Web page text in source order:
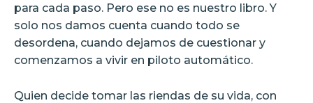
para cada paso. Pero ese no es nuestro libro. Y
solo nos damos cuenta cuando todo se
desordena, cuando dejamos de cuestionar y
comenzamos a vivir en piloto automático.
Quien decide tomar las riendas de su vida, con